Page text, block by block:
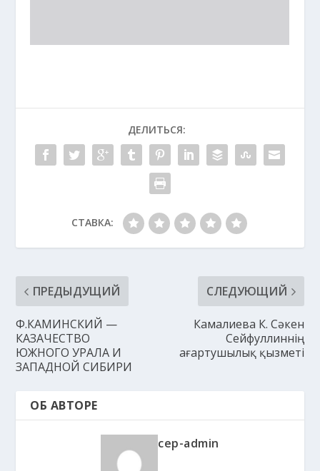
ДЕЛИТЬСЯ:
СТАВКА:
ПРЕДЫДУЩИЙ
Ф.КАМИНСКИЙ —
КАЗАЧЕСТВО
ЮЖНОГО УРАЛА И
ЗАПАДНОЙ СИБИРИ
СЛЕДУЮЩИЙ
Камалиева К. Сәкен
Сейфуллиннің
ағартушылық қызметі
ОБ АВТОРЕ
cep-admin